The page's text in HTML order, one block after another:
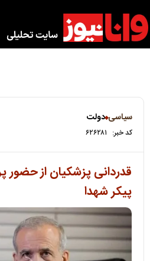
سیاسی دولت
کد خبر: ۶۲۶۲۸۱
قدردانی پزشکیان از حضور
پیکر شهدا